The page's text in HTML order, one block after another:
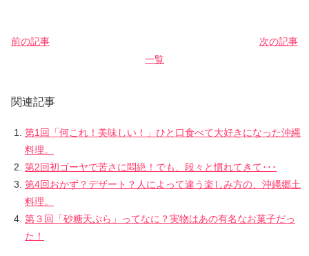
前の記事
次の記事
一覧
関連記事
第1回「何これ！美味しい！」ひと口食べて大好きになった沖縄
料理。
第2回初ゴーヤで苦さに悶絶！でも、段々と慣れてきて･･･
第4回おかず？デザート？人によって違う楽しみ方の、沖縄郷土
料理。
第３回「砂糖天ぷら」ってなに？実物はあの有名なお菓子だっ
た！